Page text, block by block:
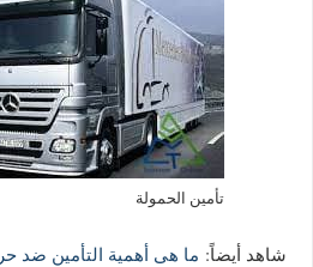
تأمين الحمولة
شاهد أيضاً: ما هى أهمية التأمين ضد